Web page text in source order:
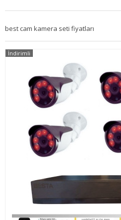
best cam kamera seti fiyatları
İndirimli